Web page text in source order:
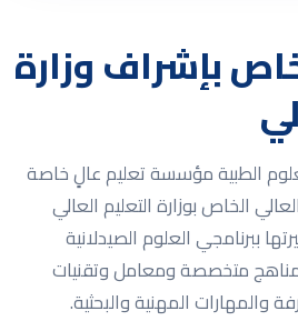
بإشراف وزارة
الطبية مؤسسة تعليم عالٍ خاصة
الخاص بوزارة التعليم العالي
ببرنامجي العلوم الصيدلانية
مناهج متخصصة ومعامل وتقنيات
المهنية والبحثية.